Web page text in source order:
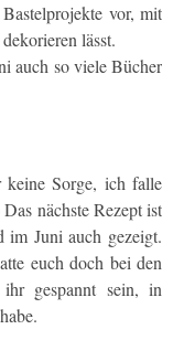
vor, mit
lässt.
auch so viele Bücher
Sorge, ich falle
nächste Rezept ist
im Juni auch gezeigt.
euch doch bei den
gespannt sein, in